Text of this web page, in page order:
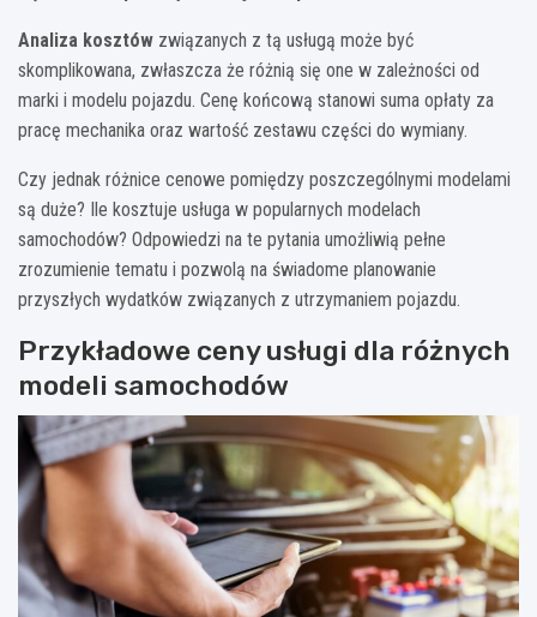
Analiza kosztów związanych z tą usługą może być
skomplikowana, zwłaszcza że różnią się one w zależności od
marki i modelu pojazdu. Cenę końcową stanowi suma opłaty za
pracę mechanika oraz wartość zestawu części do wymiany.
Czy jednak różnice cenowe pomiędzy poszczególnymi modelami
są duże? Ile kosztuje usługa w popularnych modelach
samochodów? Odpowiedzi na te pytania umożliwią pełne
zrozumienie tematu i pozwolą na świadome planowanie
przyszłych wydatków związanych z utrzymaniem pojazdu.
Przykładowe ceny usługi dla różnych
modeli samochodów